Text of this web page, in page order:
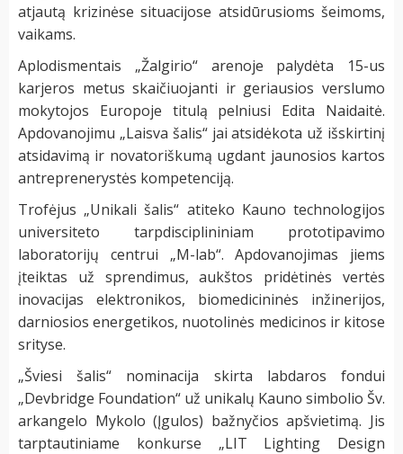
atjautą krizinėse situacijose atsidūrusioms šeimoms,
vaikams.
Aplodismentais „Žalgirio“ arenoje palydėta 15-us
karjeros metus skaičiuojanti ir geriausios verslumo
mokytojos Europoje titulą pelniusi Edita Naidaitė.
Apdovanojimu „Laisva šalis“ jai atsidėkota už išskirtinį
atsidavimą ir novatoriškumą ugdant jaunosios kartos
antreprenerystės kompetenciją.
Trofėjus „Unikali šalis“ atiteko Kauno technologijos
universiteto tarpdisciplininiam prototipavimo
laboratorijų centrui „M-lab“. Apdovanojimas jiems
įteiktas už sprendimus, aukštos pridėtinės vertės
inovacijas elektronikos, biomedicininės inžinerijos,
darniosios energetikos, nuotolinės medicinos ir kitose
srityse.
„Šviesi šalis“ nominacija skirta labdaros fondui
„Devbridge Foundation“ už unikalų Kauno simbolio Šv.
arkangelo Mykolo (Įgulos) bažnyčios apšvietimą. Jis
tarptautiniame konkurse „LIT Lighting Design